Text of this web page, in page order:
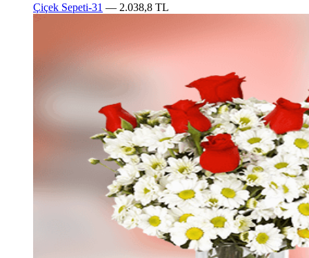
Çiçek Sepeti-31 — 2.038,8 TL